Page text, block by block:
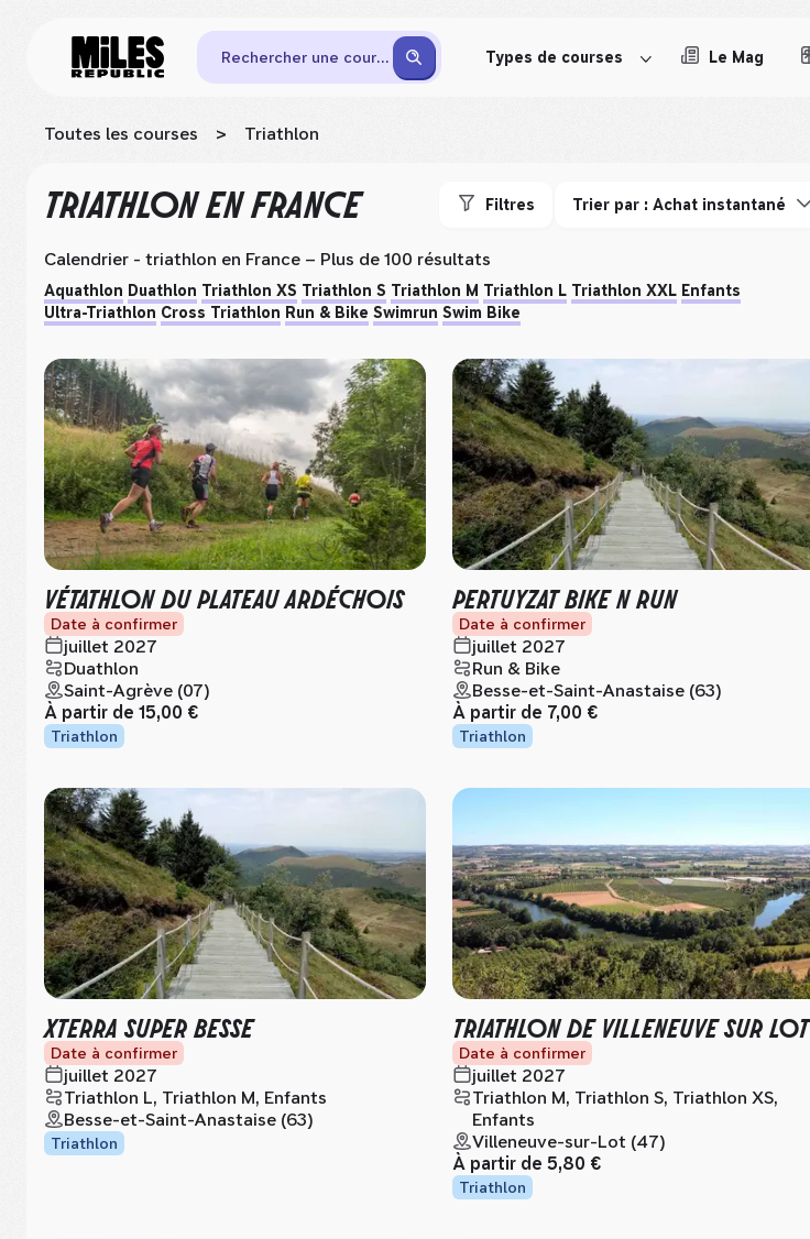
Rechercher une course Types de courses Le Mag
Toutes les courses > Triathlon
TRIATHLONEN FRANCE Filtres Trier par : Achat instantané
Calendrier - triathlon en France – Plus de 100 résultats
Aquathlon Duathlon Triathlon XS Triathlon S Triathlon M Triathlon L Triathlon XXL Enfants
Ultra-Triathlon Cross Triathlon Run & Bike Swimrun Swim Bike
VÉTATHLON DU PLATEAU ARDÉCHOIS
Date à confirmer
juillet 2027
Duathlon
Saint-Agrève (07)
À partir de 15,00 €
Triathlon
PERTUYZAT BIKE N RUN
Date à confirmer
juillet 2027
Run & Bike
Besse-et-Saint-Anastaise (63)
À partir de 7,00 €
Triathlon
XTERRA SUPER BESSE
Date à confirmer
juillet 2027
Triathlon L, Triathlon M, Enfants
Besse-et-Saint-Anastaise (63)
Triathlon
TRIATHLON DE VILLENEUVE SUR LOT
Date à confirmer
juillet 2027
Triathlon M, Triathlon S, Triathlon XS,
Enfants
Villeneuve-sur-Lot (47)
À partir de 5,80 €
Triathlon